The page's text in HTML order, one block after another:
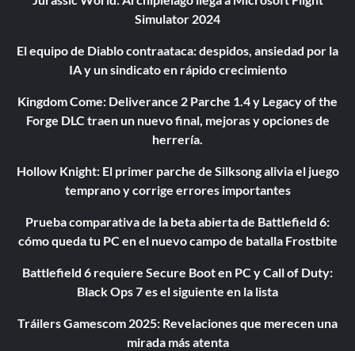
Simulator 2024
El equipo de Diablo contraataca: despidos, ansiedad por la
IA y un sindicato en rápido crecimiento
Kingdom Come: Deliverance 2 Parche 1.4 y Legacy of the
Forge DLC traen un nuevo final, mejoras y opciones de
herrería.
Hollow Knight: El primer parche de Silksong alivia el juego
temprano y corrige errores importantes
Prueba comparativa de la beta abierta de Battlefield 6:
cómo queda tu PC en el nuevo campo de batalla Frostbite
Battlefield 6 requiere Secure Boot en PC y Call of Duty:
Black Ops 7 es el siguiente en la lista
Tráilers Gamescom 2025: Revelaciones que merecen una
mirada más atenta